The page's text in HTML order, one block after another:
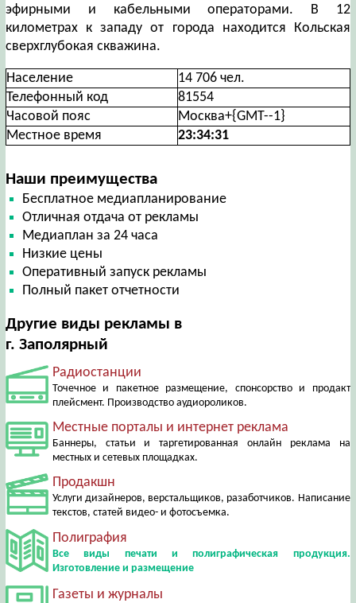
эфирными и кабельными операторами. В 12
километрах к западу от города находится Кольская
сверхглубокая скважина.
Население
14 706 чел.
Телефонный код
81554
Часовой пояс
Москва+{GMT--1}
Местное время
23:34:32
Наши преимущества
Бесплатное медиапланирование
Отличная отдача от рекламы
Медиаплан за 24 часа
Низкие цены
Оперативный запуск рекламы
Полный пакет отчетности
Другие виды рекламы в
г. Заполярный
Радиостанции
Точечное и пакетное размещение, спонсорство и продакт
плейсмент. Производство аудиороликов.
Местные порталы и интернет реклама
Баннеры, статьи и таргетированная онлайн реклама на
местных и сетевых площадках.
Продакшн
Услуги дизайнеров, верстальщиков, разаботчиков. Написание
текстов, статей видео- и фотосъемка.
Полиграфия
Все виды печати и полиграфическая продукция.
Изготовление и размещение
Газеты и журналы